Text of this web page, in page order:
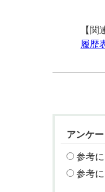
【関
履歴
アンケ
参考
参考